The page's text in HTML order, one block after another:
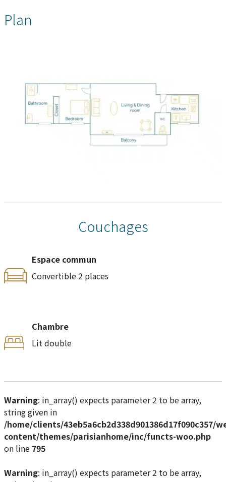
Plan
Couchages
Espace commun
Convertible 2 places
Chambre
Lit double
Warning: in_array() expects parameter 2 to be array,
string given in
/home/clients/43eb5a6cb2d338d901386d17f090c357/
content/themes/parisianhome/inc/functs-woo.php
on line795
Warning: in_array() expects parameter 2 to be array,